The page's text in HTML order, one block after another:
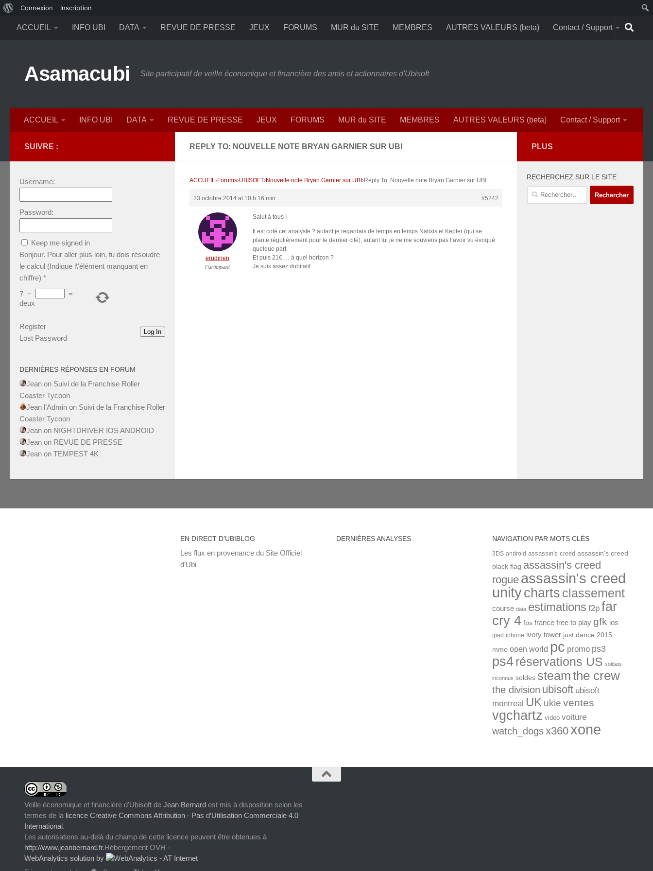
propos
de
Connexion Inscription
ACCUEIL
INFO UBI DATA REVUE DE PRESSE JEUX FORUMS MUR du SITE MEMBRES AUTRES VALEURS (beta) Contact / Support
Asamacubi Site participatif de veille économique et financière des amis et actionnaires d'Ubisoft
ACCUEIL INFO UBI DATA REVUE DE PRESSE JEUX FORUMS MUR du SITE MEMBRES AUTRES VALEURS (beta) Contact / Support
REPLY TO: NOUVELLE NOTE BRYAN GARNIER SUR UBI
ACCUEIL›Forums›UBISOFT›Nouvelle note Bryan Garnier sur UBI ›Reply To: Nouvelle note Bryan Garnier sur UBI
23 octobre 2014 at 10 h 16 min #5242
erudinen
Participant
Salut à tous !
Il est coté cet analyste ? autant je regardais de temps en temps Natixis et Kepler (qui se
plante régulièrement pour le dernier cité), autant lui je ne me souviens pas l’avoir vu évoqué
quelque part.
Et puis 21€ … à quel horizon ?
Je suis assez dubitatif.
SUIVRE :
Username:
Password:
Keep me signed in
Bonjour. Pour aller plus loin, tu dois résoudre
le calcul (Indique l\'élément manquant en
chiffre) *
7 −
=
deux
Log In
Register
Lost Password
DERNIÈRES RÉPONSES EN FORUM
Jean on Suivi de la Franchise Roller
Coaster Tycoon
Jean l’Admin on Suivi de la Franchise Roller
Coaster Tycoon
Jean on NIGHTDRIVER IOS ANDROID
Jean on REVUE DE PRESSE
Jean on TEMPEST 4K
PLUS
RECHERCHEZ SUR LE SITE
Rechercher :
EN DIRECT D’UBIBLOG
Les flux en provenance du Site Officiel
d'Ubi
DERNIÈRES ANALYSES NAVIGATION PAR MOTS CLÉS
3DS android assassin's creed assassin's creed
black flag assassin's creed
rogue assassin's creed
unitycharts classement
course data estimations f2p far
cry 4 fps france free to play gfk ios
ipad iphone ivory tower just dance 2015
mmo open world pc promo ps3
ps4réservations US soldats
inconnus soldes steamthe crew
the division ubisoft ubisoft
montreal UK ukie ventes
vgchartz video voiture
watch_dogsx360 xone
Veille économique et financière d'Ubisoft de Jean Bernard est mis à disposition selon les
termes de la licence Creative Commons Attribution - Pas d’Utilisation Commerciale 4.0
International.
Les autorisations au-delà du champ de cette licence peuvent être obtenues à
http://www.jeanbernard.fr.Hébergement OVH -
WebAnalytics solution by